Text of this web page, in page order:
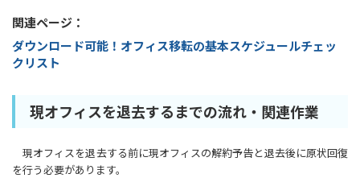
関連ページ：
ダウンロード可能！オフィス移転の基本スケジュールチェッ
クリスト
現オフィスを退去するまでの流れ・関連作業
現オフィスを退去する前に現オフィスの解約予告と退去後に原状回復
を行う必要があります。